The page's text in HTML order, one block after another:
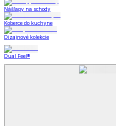
Nášľapy na schody
Koberce do kuchyne
Dizajnové kolekcie
Dual Feel®